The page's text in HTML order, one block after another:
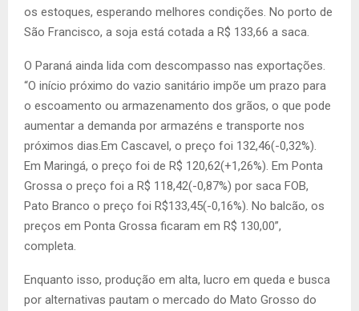
os estoques, esperando melhores condições. No porto de
São Francisco, a soja está cotada a R$ 133,66 a saca.
O Paraná ainda lida com descompasso nas exportações.
“O início próximo do vazio sanitário impõe um prazo para
o escoamento ou armazenamento dos grãos, o que pode
aumentar a demanda por armazéns e transporte nos
próximos dias.Em Cascavel, o preço foi 132,46(-0,32%).
Em Maringá, o preço foi de R$ 120,62(+1,26%). Em Ponta
Grossa o preço foi a R$ 118,42(-0,87%) por saca FOB,
Pato Branco o preço foi R$133,45(-0,16%). No balcão, os
preços em Ponta Grossa ficaram em R$ 130,00”,
completa.
Enquanto isso, produção em alta, lucro em queda e busca
por alternativas pautam o mercado do Mato Grosso do